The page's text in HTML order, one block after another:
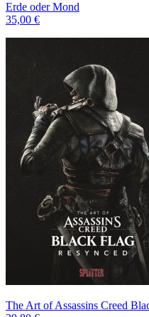
Erde oder Mond
35,00 €
The Art of Assassins Creed